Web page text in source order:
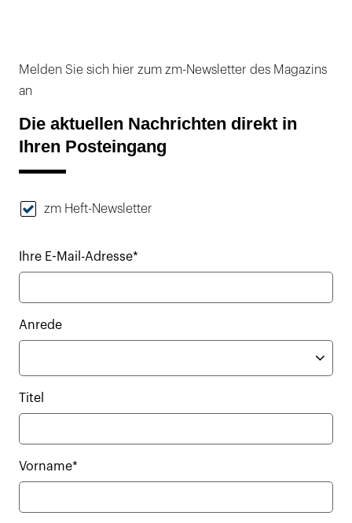
Melden Sie sich hier zum zm-Newsletter des Magazins
an
Die aktuellen Nachrichten direkt in
Ihren Posteingang
zm Heft-Newsletter
Ihre E-Mail-Adresse*
Anrede
Titel
Vorname*